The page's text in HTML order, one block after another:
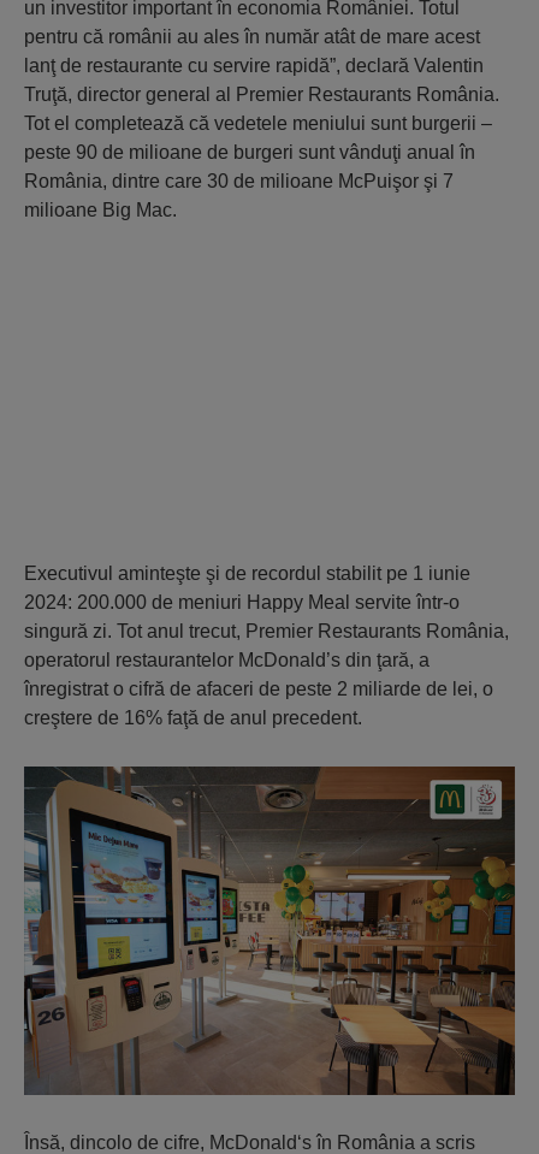
un investitor important în economia României. Totul
pentru că românii au ales în număr atât de mare acest
lanţ de restaurante cu servire rapidă”, declară Valentin
Truţă, director general al Premier Restaurants România.
Tot el completează că vedetele meniului sunt burgerii –
peste 90 de milioane de burgeri sunt vânduţi anual în
România, dintre care 30 de milioane McPuişor şi 7
milioane Big Mac.
Executivul aminteşte şi de recordul stabilit pe 1 iunie
2024: 200.000 de meniuri Happy Meal servite într-o
singură zi. Tot anul trecut, Premier Restaurants România,
operatorul restaurantelor McDonald’s din ţară, a
înregistrat o cifră de afaceri de peste 2 miliarde de lei, o
creştere de 16% faţă de anul precedent.
Însă, dincolo de cifre, McDonald‘s în România a scris